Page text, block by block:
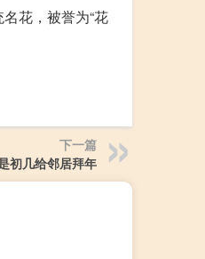
花，被誉为“花
下一篇
初几给邻居拜年